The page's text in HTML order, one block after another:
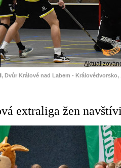
, Dvůr Králové nad Labem - Královédvorsko,
extraliga žen